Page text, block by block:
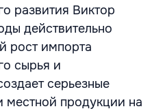
развития Виктор
действительно
рост импорта
сырья и
серьезные
местной продукции на